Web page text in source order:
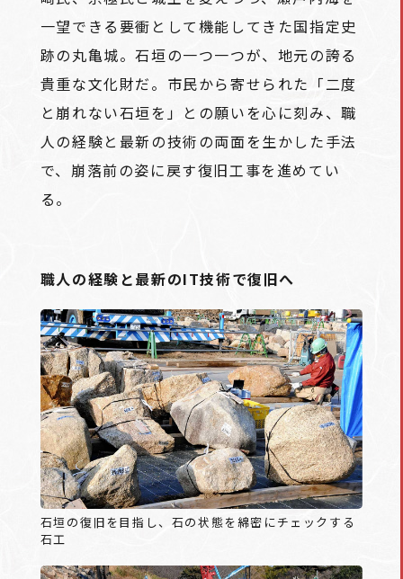
一望できる要衝として機能してきた国指定史
跡の丸亀城。石垣の一つ一つが、地元の誇る
貴重な文化財だ。市民から寄せられた「二度
と崩れない石垣を」との願いを心に刻み、職
人の経験と最新の技術の両面を生かした手法
で、崩落前の姿に戻す復旧工事を進めてい
る。
職人の経験と最新のIT技術で復旧へ
石垣の復旧を目指し、石の状態を綿密にチェックする
石工